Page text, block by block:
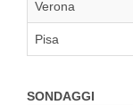
Verona
Pisa
SONDAGGI